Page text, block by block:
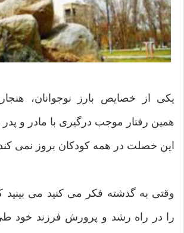
یکی از خصایص بارز نوجوانان،
همین رفتار موجب درگیری با مادر و
این خصلت در همه کودکان بروز نمی
وقتی به گذشته فکر می کنید می
را در راه رشد و پرورش فرزند خود